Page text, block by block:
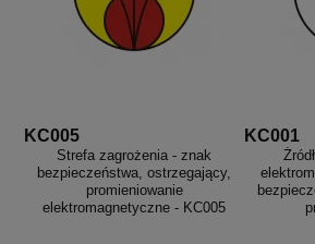
KC005
Strefa zagrożenia - znak
bezpieczeństwa, ostrzegający,
promieniowanie
elektromagnetyczne - KC005
KC001